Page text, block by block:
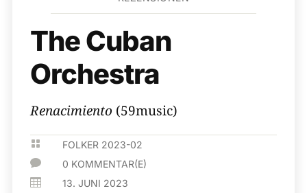
The Cuban
Orchestra
Renacimiento (59music)
 FOLKER 2023-02
 0 KOMMENTAR(E)
 13. JUNI 2023